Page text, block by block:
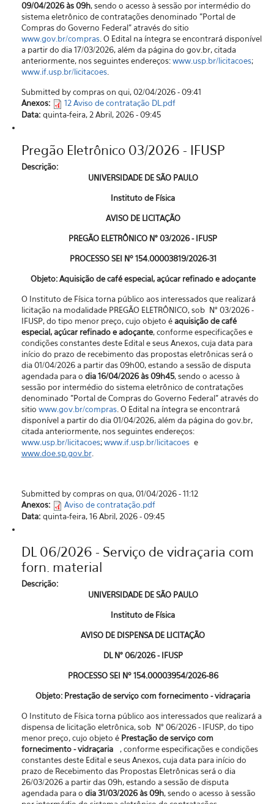
09/04/2026 às 09h, sendo o acesso à sessão por intermédio do
sistema eletrônico de contratações denominado "Portal de
Compras do Governo Federal” através do sitio
www.gov.br/compras. O Edital na íntegra se encontrará disponível
a partir do dia 17/03/2026, além da página do gov.br, citada
anteriormente, nos seguintes endereços:www.usp.br/licitacoes;
www.if.usp.br/licitacoes.
Submitted by compras on qui, 02/04/2026 - 09:41
Anexos:
12 Aviso de contratação DL.pdf
Data: quinta-feira, 2 Abril, 2026 - 09:45
Pregão Eletrônico 03/2026 - IFUSP
Descrição:
UNIVERSIDADE DE SÃO PAULO
Instituto de Física
AVISO DE LICITAÇÃO
PREGÃO ELETRÔNICO N° 03/2026 - IFUSP
PROCESSO SEI Nº 154.00003819/2026-31
Objeto: Aquisição de café especial, açúcar refinado e adoçante
O Instituto de Física torna público aos interessados que realizará
licitação na modalidade PREGÃO ELETRÔNICO, sob N° 03/2026 -
IFUSP, do tipo menor preço, cujo objeto éaquisição de café
especial, açúcar refinado e adoçante, conforme especificações e
condições constantes deste Edital e seus Anexos, cuja data para
início do prazo de recebimento das propostas eletrônicas será o
dia 01/04/2026 a partir das 09h00, estando a sessão de disputa
agendada para o dia 16/04/2026 às 09h45, sendo o acesso à
sessão por intermédio do sistema eletrônico de contratações
denominado "Portal de Compras do Governo Federal” através do
sitio www.gov.br/compras. O Edital na íntegra se encontrará
disponível a partir do dia 01/04/2026, além da página do gov.br,
citada anteriormente, nos seguintes endereços:
www.usp.br/licitacoes;www.if.usp.br/licitacoese
www.doe.sp.gov.br.
Submitted by compras on qua, 01/04/2026 - 11:12
Anexos:
Aviso de contratação.pdf
Data: quinta-feira, 16 Abril, 2026 - 09:45
DL 06/2026 - Serviço de vidraçaria com
forn. material
Descrição:
UNIVERSIDADE DE SÃO PAULO
Instituto de Física
AVISO DE DISPENSA DE LICITAÇÃO
DL N° 06/2026 - IFUSP
PROCESSO SEI Nº 154.00003954/2026-86
Objeto: Prestação de serviço com fornecimento - vidraçaria
O Instituto de Física torna público aos interessados que realizará a
dispensa de licitação eletrônica, sob N° 06/2026 - IFUSP, do tipo
menor preço, cujo objeto éPrestação de serviço com
fornecimento - vidraçaria, conforme especificações e condições
constantes deste Edital e seus Anexos, cuja data para início do
prazo de Recebimento das Propostas Eletrônicas será o dia
26/03/2026 a partir das 09h, estando a sessão de disputa
agendada para o dia 31/03/2026 às 09h, sendo o acesso à sessão